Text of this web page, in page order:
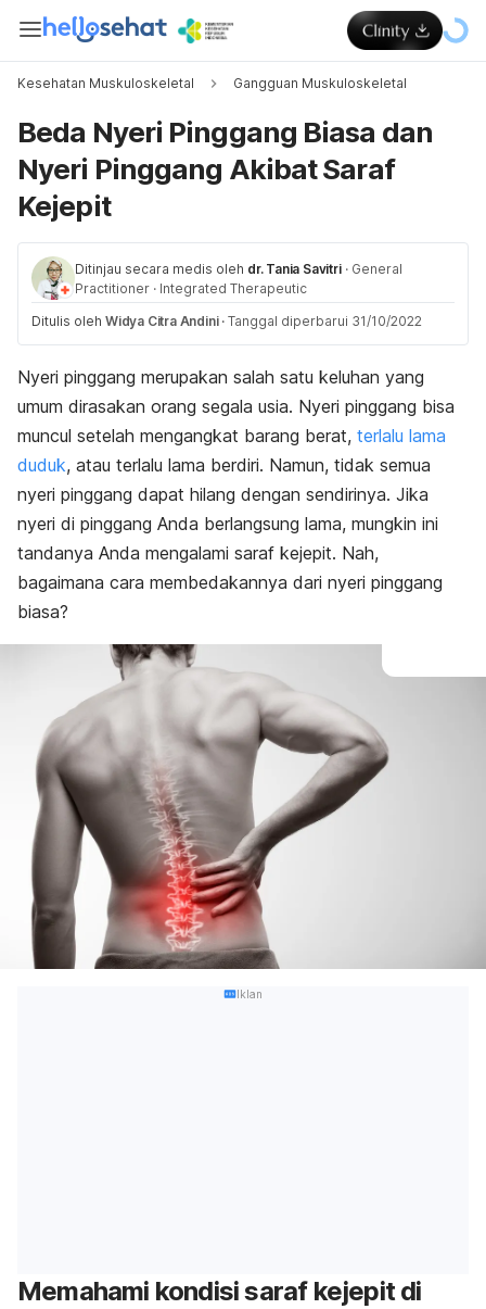
Kesehatan Muskuloskeletal Gangguan Muskuloskeletal
Beda Nyeri Pinggang Biasa dan
Nyeri Pinggang Akibat Saraf
Kejepit
Ditinjau secara medis oleh dr. Tania Savitri · General
Practitioner · Integrated Therapeutic
Ditulis oleh Widya Citra Andini · Tanggal diperbarui 31/10/2022
Nyeri pinggang merupakan salah satu keluhan yang
umum dirasakan orang segala usia. Nyeri pinggang bisa
muncul setelah mengangkat barang berat, terlalu lama
duduk, atau terlalu lama berdiri. Namun, tidak semua
nyeri pinggang dapat hilang dengan sendirinya. Jika
nyeri di pinggang Anda berlangsung lama, mungkin ini
tandanya Anda mengalami saraf kejepit. Nah,
bagaimana cara membedakannya dari nyeri pinggang
biasa?
Iklan
Memahami kondisi saraf kejepit di